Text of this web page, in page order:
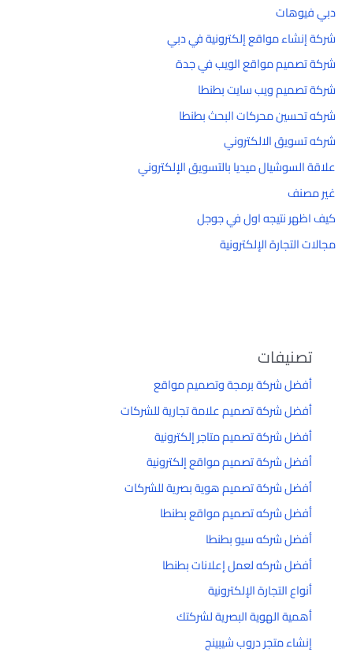
دبي فيوهات
شركة إنشاء مواقع إلكترونية في دبي
شركة تصميم مواقع الويب في جدة
شركة تصميم ويب سايت بطنطا
شركه تحسين محركات البحث بطنطا
شركه تسويق الالكتروني
علاقة السوشيال ميديا بالتسويق الإلكتروني
غير مصنف
كيف اظهر نتيجه اول في جوجل
مجالات التجارة الإلكترونية
تصنيفات
أفضل شركة برمجة وتصميم مواقع
أفضل شركة تصميم علامة تجارية للشركات
أفضل شركة تصميم متاجر إلكترونية
أفضل شركة تصميم مواقع إلكترونية
أفضل شركة تصميم هوية بصرية للشركات
أفضل شركه تصميم مواقع بطنطا
أفضل شركه سيو بطنطا
أفضل شركه لعمل إعلانات بطنطا
أنواع التجارة الإلكترونية
أهمية الهوية البصرية لشركتك
إنشاء متجر دروب شيبينج